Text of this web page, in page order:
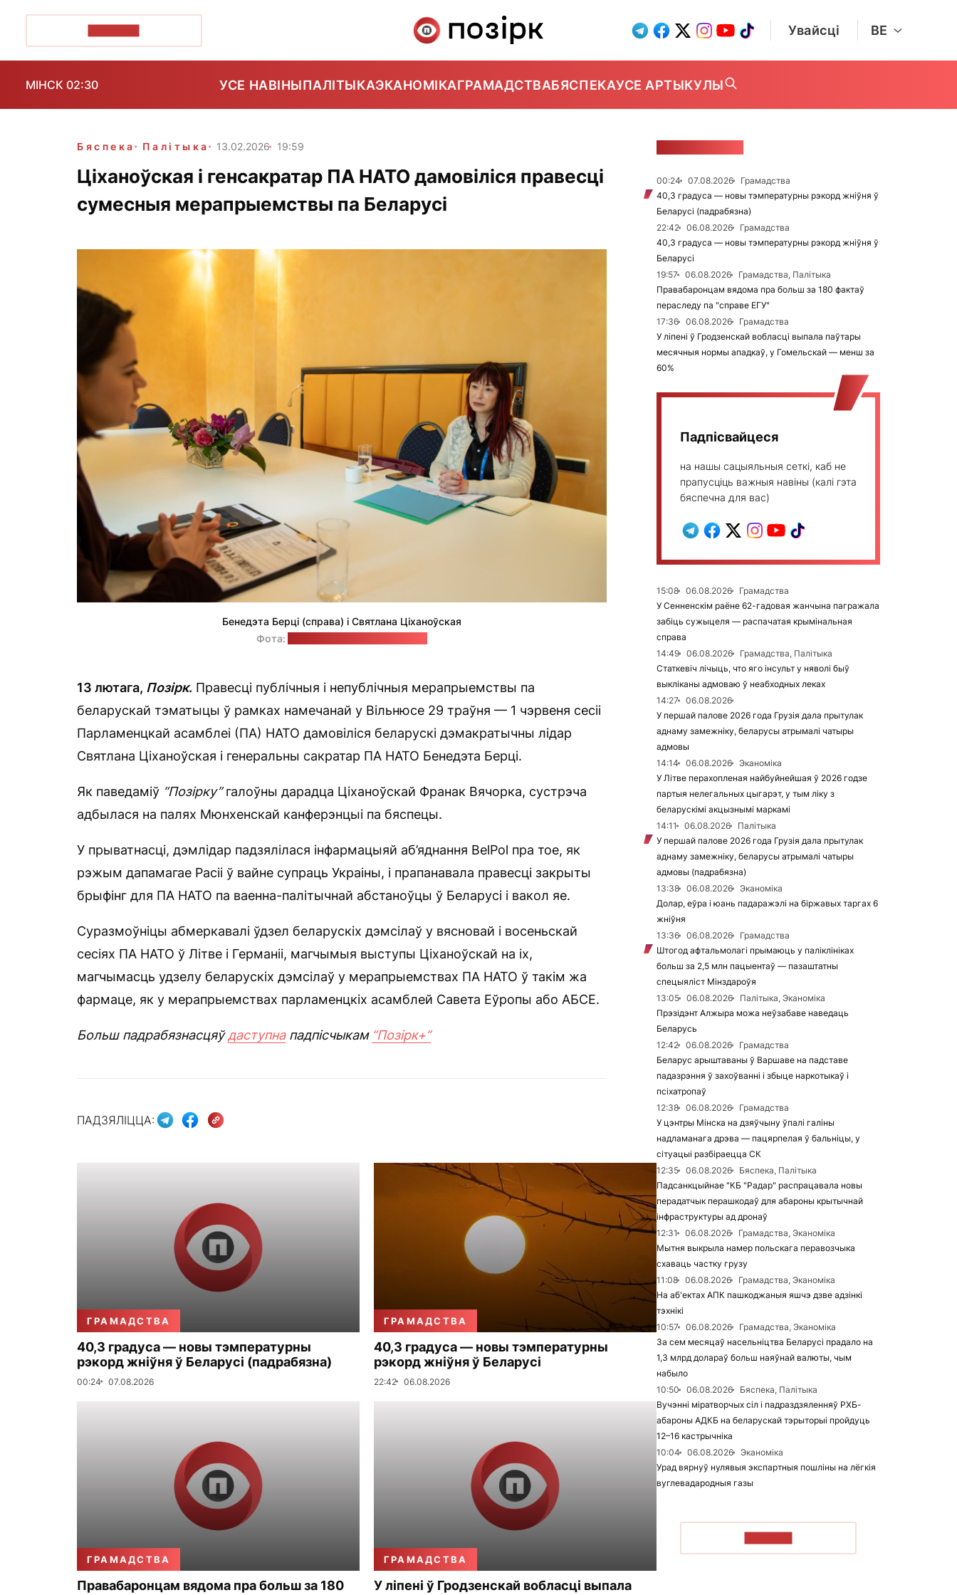
Увайсці BE
МІНСК 02:30 УСЕ НАВІНЫПАЛІТЫКАЭКАНОМІКАГРАМАДСТВАБЯСПЕКАУСЕ АРТЫКУЛЫ
Бяспека Палітыка 13.02.2026 19:59
Ціханоўская і генсакратар ПА НАТО дамовіліся правесці
сумесныя мерапрыемствы па Беларусі
Бенедэта Берці (справа) і Святлана Ціханоўская
Фота:
13 лютага, Позірк. Правесці публічныя і непублічныя мерапрыемствы па
беларускай тэматыцы ў рамках намечанай у Вільнюсе 29 траўня — 1 чэрвеня сесіі
Парламенцкай асамблеі (ПА) НАТО дамовіліся беларускі дэмакратычны лідар
Святлана Ціханоўская і генеральны сакратар ПА НАТО Бенедэта Берці.
Як паведаміў “Позірку”галоўны дарадца Ціханоўскай Франак Вячорка, сустрэча
адбылася на палях Мюнхенскай канферэнцыі па бяспецы.
У прыватнасці, дэмлідар падзялілася інфармацыяй аб’яднання BelPol пра тое, як
рэжым дапамагае Расіі ў вайне супраць Украіны, і прапанавала правесці закрыты
брыфінг для ПА НАТО па ваенна-палітычнай абстаноўцы ў Беларусі і вакол яе.
Суразмоўніцы абмеркавалі ўдзел беларускіх дэмсілаў у вясновай і восеньскай
сесіях ПА НАТО ў Літве і Германіі, магчымыя выступы Ціханоўскай на іх,
магчымасць удзелу беларускіх дэмсілаў у мерапрыемствах ПА НАТО ў такім жа
фармаце, як у мерапрыемствах парламенцкіх асамблей Савета Еўропы або АБСЕ.
Больш падрабязнасцяўдаступнападпісчыкам “Позірк+”
ПАДЗЯЛІЦЦА:
ГРАМАДСТВА
40,3 градуса — новы тэмпературны
рэкорд жніўня ў Беларусі (падрабязна)
00:24 07.08.2026
ГРАМАДСТВА
40,3 градуса — новы тэмпературны
рэкорд жніўня ў Беларусі
22:42 06.08.2026
ГРАМАДСТВА
Правабаронцам вядома пра больш за 180
ГРАМАДСТВА
У ліпені ў Гродзенскай вобласці выпала
00:24 07.08.2026
Грамадства
40,3 градуса — новы тэмпературны рэкорд жніўня ў
Беларусі (падрабязна)
22:42
06.08.2026
Грамадства
40,3 градуса — новы тэмпературны рэкорд жніўня ў
Беларусі
19:57
06.08.2026
Грамадства, Палітыка
Правабаронцам вядома пра больш за 180 фактаў
пераследу па "справе ЕГУ"
17:36
06.08.2026
Грамадства
У ліпені ў Гродзенскай вобласці выпала паўтары
месячныя нормы ападкаў, у Гомельскай — менш за
60%
Падпісвайцеся
на нашы сацыяльныя сеткі, каб не
прапусціць важныя навіны (калі гэта
бяспечна для вас)
15:08 06.08.2026
Грамадства
У Сенненскім раёне 62-гадовая жанчына пагражала
забіць сужыцеля — распачатая крымінальная
справа
14:49
06.08.2026
Грамадства, Палітыка
Статкевіч лічыць, что яго інсульт у няволі быў
выкліканы адмоваю ў неабходных леках
14:27
06.08.2026
У першай палове 2026 года Грузія дала прытулак
аднаму замежніку, беларусы атрымалі чатыры
адмовы
14:14
06.08.2026
Эканоміка
У Літве перахопленая найбуйнейшая ў 2026 годзе
партыя нелегальных цыгарэт, у тым ліку з
беларускімі акцызнымі маркамі
14:11
06.08.2026
Палітыка
У першай палове 2026 года Грузія дала прытулак
аднаму замежніку, беларусы атрымалі чатыры
адмовы (падрабязна)
13:38
06.08.2026
Эканоміка
Долар, еўра і юань падаражэлі на біржавых таргах 6
жніўня
13:36
06.08.2026
Грамадства
Штогод афтальмолагі прымаюць у паліклініках
больш за 2,5 млн пацыентаў — пазаштатны
спецыяліст Мінздароўя
13:05
06.08.2026
Палітыка, Эканоміка
Прэзідэнт Алжыра можа неўзабаве наведаць
Беларусь
12:42
06.08.2026
Грамадства
Беларус арыштаваны ў Варшаве на падставе
падазрэння ў захоўванні і збыце наркотыкаў і
псіхатропаў
12:38
06.08.2026
Грамадства
У цэнтры Мінска на дзяўчыну ўпалі галіны
надламанага дрэва — пацярпелая ў бальніцы, у
сітуацыі разбіраецца СК
12:35
06.08.2026
Бяспека, Палітыка
Падсанкцыйнае "КБ "Радар" распрацавала новы
перадатчык перашкодаў для абароны крытычнай
інфраструктуры ад дронаў
12:31
06.08.2026
Грамадства, Эканоміка
Мытня выкрыла намер польскага перавозчыка
схаваць частку грузу
11:08
06.08.2026
Грамадства, Эканоміка
На аб'ектах АПК пашкоджаныя яшчэ дзве адзінкі
тэхнікі
10:57
06.08.2026
Грамадства, Эканоміка
За сем месяцаў насельніцтва Беларусі прадало на
1,3 млрд долараў больш наяўнай валюты, чым
набыло
10:50
06.08.2026
Бяспека, Палітыка
Вучэнні міратворчых сіл і падраздзяленняў РХБ-
абароны АДКБ на беларускай тэрыторыі пройдуць
12–16 кастрычніка
10:04
06.08.2026
Эканоміка
Урад вярнуў нулявыя экспартныя пошліны на лёгкія
вуглевадародныя газы